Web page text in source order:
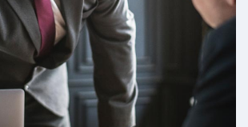
爆仓保护